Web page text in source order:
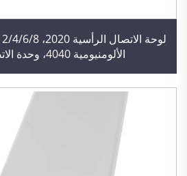
الألومنيومية 4040، وحدة الاتصال السريعة